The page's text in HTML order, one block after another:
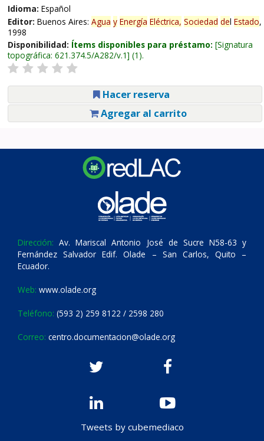
Idioma: Español
Editor: Buenos Aires: Agua y Energía Eléctrica, Sociedad del Estado,
1998
Disponibilidad: Ítems disponibles para préstamo: Signatura
topográfica: 621.374.5/A282/v.1 (1).
Hacer reserva
Agregar al carrito
Dirección: Av. Mariscal Antonio José de Sucre N58-63 y
Fernández Salvador Edif. Olade – San Carlos, Quito –
Ecuador.
Web: www.olade.org
Teléfono: (593 2) 259 8122 / 2598 280
Correo: centro.documentacion@olade.org
Tweets by cubemediaco